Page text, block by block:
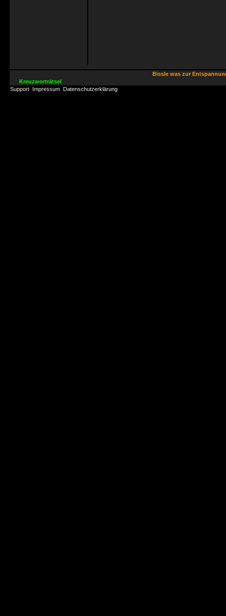
Bissle was zur
Kreuzworträtsel
Support Impressum Datenschutzerklärung